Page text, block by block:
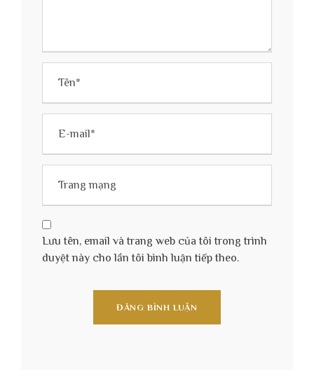
Lưu tên, email và trang web của tôi trong trình
duyệt này cho lần tôi bình luận tiếp theo.